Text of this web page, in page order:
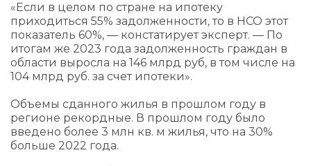
«Если в целом по стране на ипотеку
приходиться 55% задолженности, то в НСО этот
показатель 60%, — констатирует эксперт. — По
итогам же 2023 года задолженность граждан в
области выросла на 146 млрд руб, в том числе на
104 млрд руб. за счет ипотеки».
Объемы сданного жилья в прошлом году в
регионе рекордные. В прошлом году было
введено более 3 млн кв. м жилья, что на 30%
больше 2022 года.